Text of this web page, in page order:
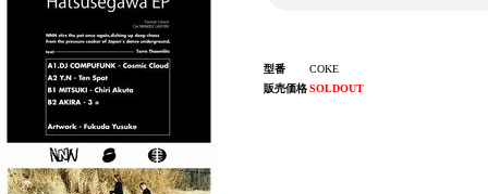
型番
COKE
販売価格SOLDOUT